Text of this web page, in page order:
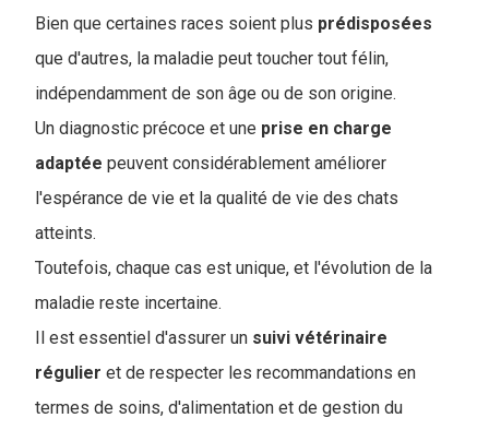
Bien que certaines races soient plus prédisposées
que d'autres, la maladie peut toucher tout félin,
indépendamment de son âge ou de son origine.
Un diagnostic précoce et une prise en charge
adaptée peuvent considérablement améliorer
l'espérance de vie et la qualité de vie des chats
atteints.
Toutefois, chaque cas est unique, et l'évolution de la
maladie reste incertaine.
Il est essentiel d'assurer un suivi vétérinaire
régulier et de respecter les recommandations en
termes de soins, d'alimentation et de gestion du